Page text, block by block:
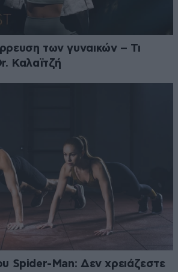
των γυναικών – Τι
Καλαϊτζή
Spider-Man: Δεν χρειάζεστε